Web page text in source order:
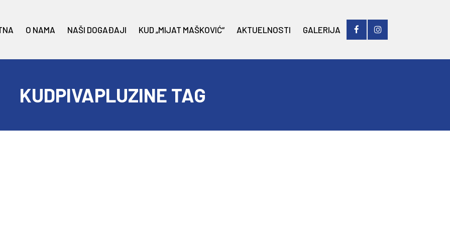
O NAMA NAŠI DOGAĐAJI KUD „MIJAT MAŠKOVIĆ“ AKTUELNOSTI GALERIJA
KUDPIVAPLUZINE TAG